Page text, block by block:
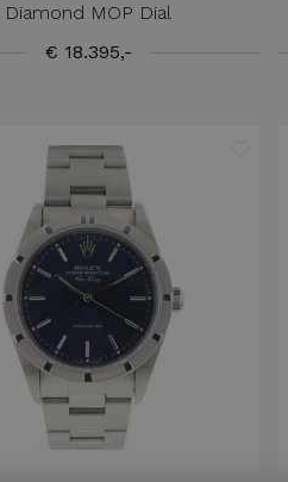
Diamond MOP Dial
€ 18.395,-